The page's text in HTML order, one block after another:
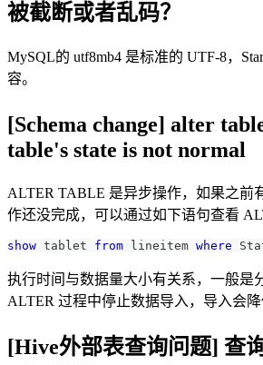
被截断或者乱码？
MySQL的 utf8mb4 是标准的 UTF-8，
容。
[Schema change] alter
table's state is not normal
ALTER TABLE 是异步操作，如果之前
作还没完成，可以通过如下语句查看
show tablet from lineitem where
执行时间与数据量大小有关系，一般是
ALTER 过程中停止数据导入，导入会降
[Hive外部表查询问题] 查